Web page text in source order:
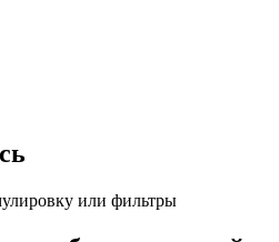
или фильтры